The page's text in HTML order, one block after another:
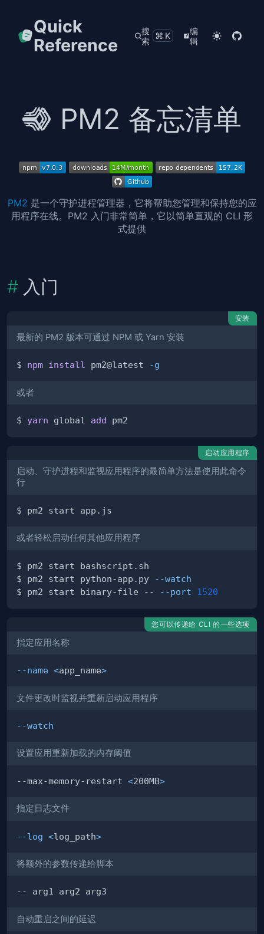
Quick
Reference
搜
索
⌘K
编
辑
PM2 备忘清单
PM2 是一个守护进程管理器，它将帮助您管理和保持您的应
用程序在线。PM2 入门非常简单，它以简单直观的 CLI 形
式提供
入门
安装
最新的 PM2 版本可通过 NPM 或 Yarn 安装
$ npm install pm2@latest -g
或者
$ yarn global add
启动应用程序
启动、守护进程和监视应用程序的最简单方法是使用此命令
行
或者轻松启动任何其他应用程序
$ pm2 start python-app.py
--watch
$ pm2 start binary-file --
--port 1520
您可以传递给 CLI 的一些选项
指定应用名称
--name <app_name>
文件更改时监视并重新启动应用程序
--watch
设置应用重新加载的内存阈值
--max-memory-restart <200MB>
指定日志文件
--log <log_path>
将额外的参数传递给脚本
自动重启之间的延迟